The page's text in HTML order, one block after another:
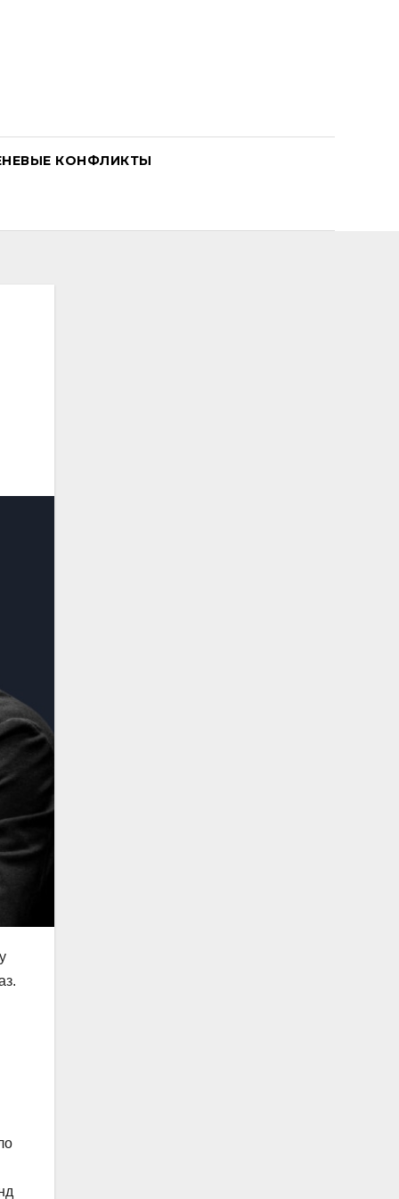
КОНФЛИКТЫ